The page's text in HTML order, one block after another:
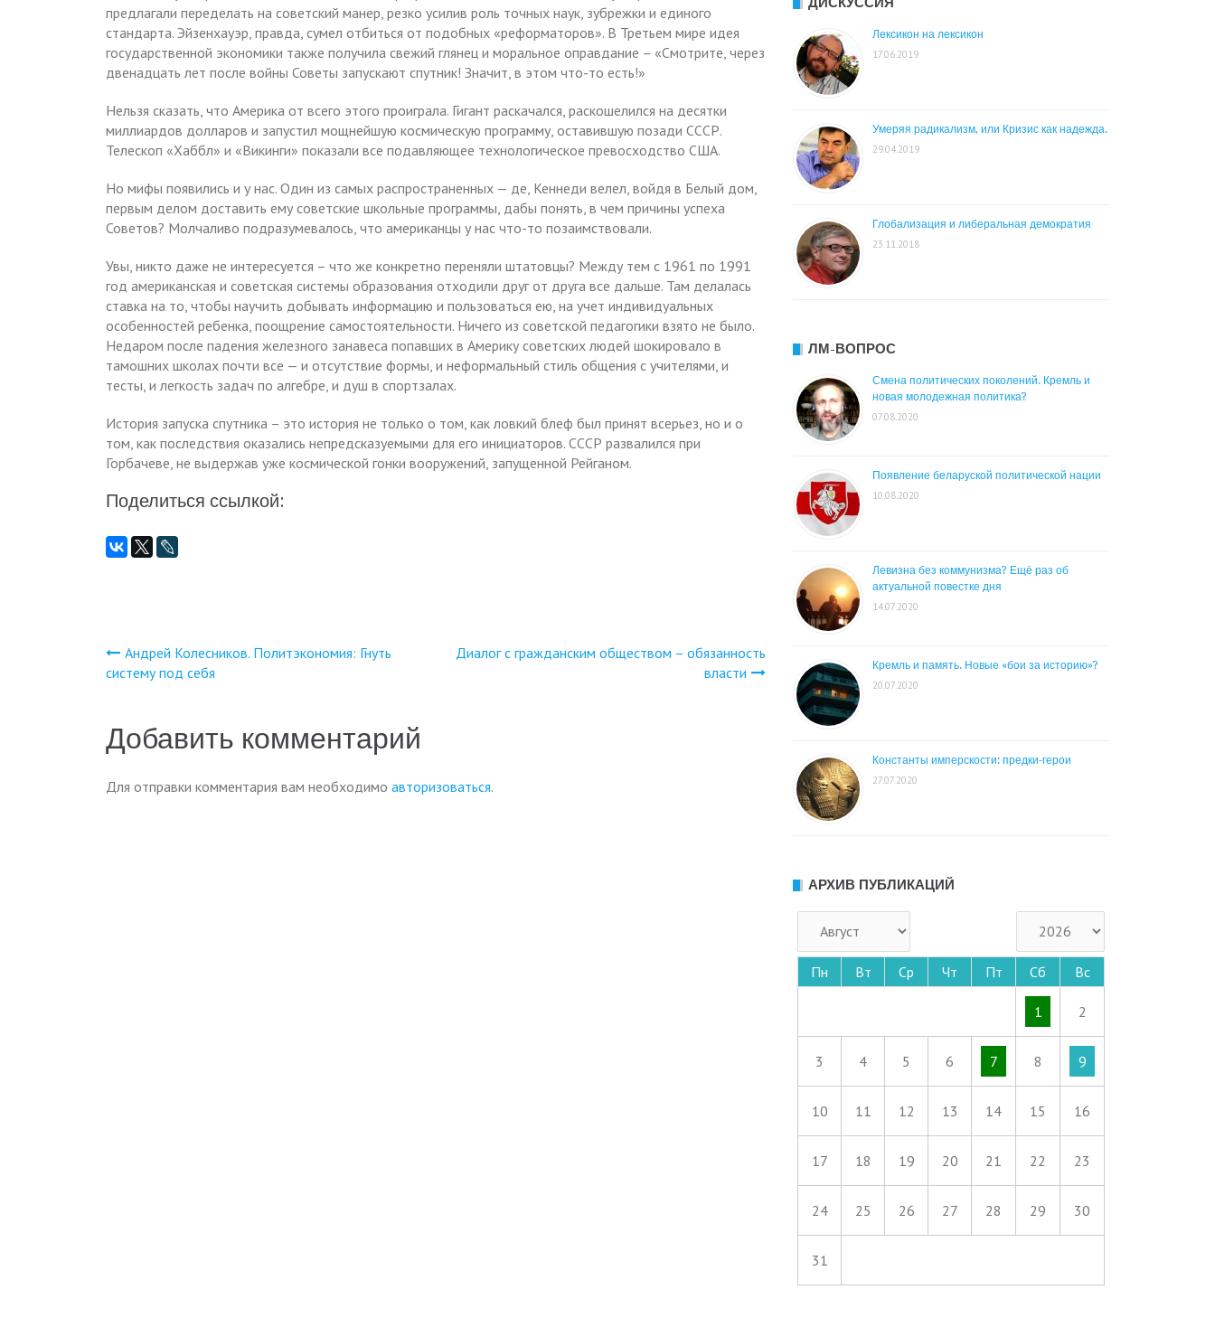
предлагали переделать на советский манер, резко усилив роль точных наук, зубрежки и единого
стандарта. Эйзенхауэр, правда, сумел отбиться от подобных «реформаторов». В Третьем мире идея
государственной экономики также получила свежий глянец и моральное оправдание – «Смотрите, через
двенадцать лет после войны Советы запускают спутник! Значит, в этом что-то есть!»
Нельзя сказать, что Америка от всего этого проиграла. Гигант раскачался, раскошелился на десятки
миллиардов долларов и запустил мощнейшую космическую программу, оставившую позади СССР.
Телескоп «Хаббл» и «Викинги» показали все подавляющее технологическое превосходство США.
Но мифы появились и у нас. Один из самых распространенных — де, Кеннеди велел, войдя в Белый дом,
первым делом доставить ему советские школьные программы, дабы понять, в чем причины успеха
Советов? Молчаливо подразумевалось, что американцы у нас что-то позаимствовали.
Увы, никто даже не интересуется – что же конкретно переняли штатовцы? Между тем с 1961 по 1991
год американская и советская системы образования отходили друг от друга все дальше. Там делалась
ставка на то, чтобы научить добывать информацию и пользоваться ею, на учет индивидуальных
особенностей ребенка, поощрение самостоятельности. Ничего из советской педагогики взято не было.
Недаром после падения железного занавеса попавших в Америку советских людей шокировало в
тамошних школах почти все — и отсутствие формы, и неформальный стиль общения с учителями, и
тесты, и легкость задач по алгебре, и душ в спортзалах.
История запуска спутника – это история не только о том, как ловкий блеф был принят всерьез, но и о
том, как последствия оказались непредсказуемыми для его инициаторов. СССР развалился при
Горбачеве, не выдержав уже космической гонки вооружений, запущенной Рейганом.
Поделиться ссылкой:
Навигация
записям
Андрей Колесников. Политэкономия: Гнуть
систему под себя
Диалог с гражданским обществом – обязанность
власти
Добавить комментарий
Для отправки комментария вам необходимо авторизоваться.
Лексикон на лексикон
17.06.2019
Умеряя радикализм, или Кризис как надежда.
29.04.2019
Глобализация и либеральная демократия
23.11.2018
ЛМ-ВОПРОС
Смена политических поколений. Кремль и
новая молодежная политика?
07.08.2020
Появление беларуской политической нации
10.08.2020
Левизна без коммунизма? Ещё раз об
актуальной повестке дня
14.07.2020
Кремль и память. Новые «бои за историю»?
20.07.2020
Константы имперскости: предки-герои
27.07.2020
АРХИВ ПУБЛИКАЦИЙ
Пн Вт Ср Чт Пт Сб Вс
1 2
3 4 5 6 7 8 9
10 11 12 13 14 15 16
17 18 19 20 21 22 23
24 25 26 27 28 29 30
31